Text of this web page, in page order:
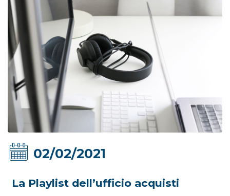
02/02/2021
La Playlist dell’ufficio acquisti